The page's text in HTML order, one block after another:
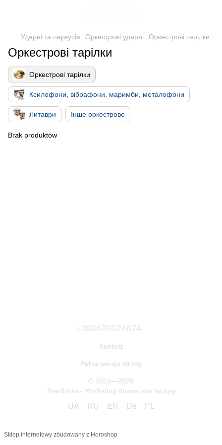
Ударні та перкусія Оркестрові ударні Оркестрові тарілки
Оркестрові тарілки
Оркестрові тарілки
Ксилофони, вібрафони, маримби, металофони
Литаври Інше оркестрове
Brak produktów
+380670076674
Kontakt
Pełna wersja strony
© 2013—2026
StarSticks - Workshop drumsticks factory
UA RU EN De PL
Sklep internetowy zbudowany z Horoshop